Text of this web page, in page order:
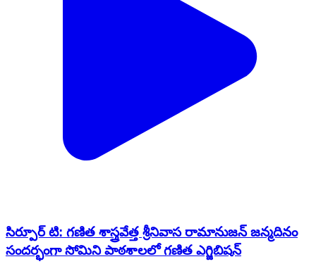
సిర్పూర్ టి: గణిత శాస్త్రవేత్త శ్రీనివాస రామానుజన్ జన్మదినం
సందర్భంగా సోమిని పాఠశాలలో గణిత ఎగ్జిబిషన్